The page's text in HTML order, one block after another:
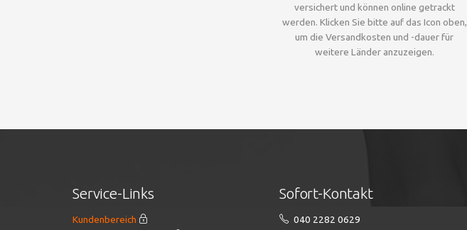
versichert und können online getrackt
werden. Klicken Sie bitte auf das Icon oben,
um die Versandkosten und -dauer für
weitere Länder anzuzeigen.
Service-Links
Kundenbereich
Sofort-Kontakt
040 2282 0629